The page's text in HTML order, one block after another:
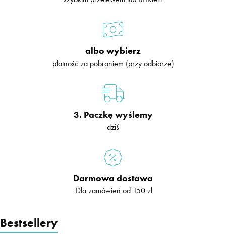
albo wybierz
płatność za pobraniem (przy odbiorze)
3. Paczkę wyślemy
dziś
Darmowa dostawa
Dla zamówień od 150 zł
Bestsellery